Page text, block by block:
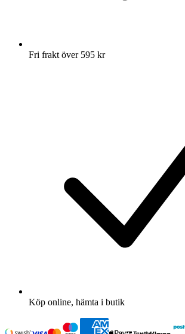
Fri frakt över 595 kr
Köp online, hämta i butik